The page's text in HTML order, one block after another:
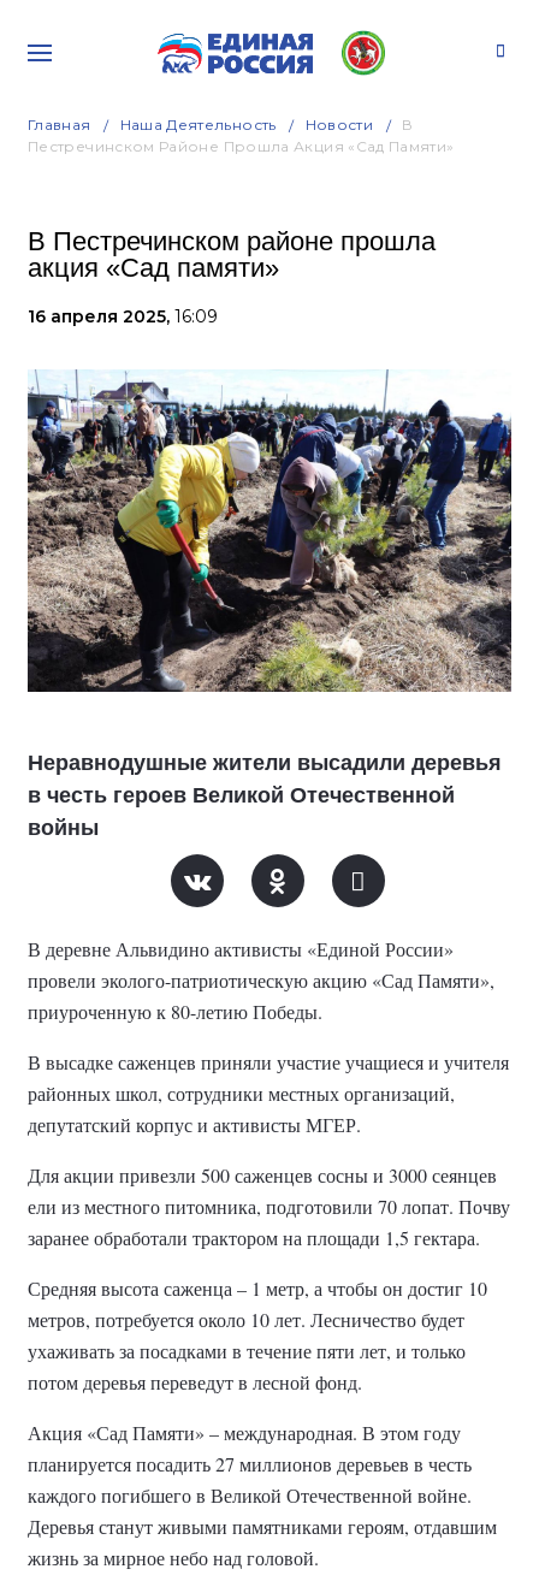
Главная Наша Деятельность Новости
В
Пестречинском Районе Прошла Акция «Сад Памяти»
В Пестречинском районе прошла
акция «Сад памяти»
16 апреля 2025, 16:09
Неравнодушные жители высадили деревья
в честь героев Великой Отечественной
войны
В деревне Альвидино активисты «Единой России»
провели эколого-патриотическую акцию «Сад Памяти»,
приуроченную к 80-летию Победы.
В высадке саженцев приняли участие учащиеся и учителя
районных школ, сотрудники местных организаций,
депутатский корпус и активисты МГЕР.
Для акции привезли 500 саженцев сосны и 3000 сеянцев
ели из местного питомника, подготовили 70 лопат. Почву
заранее обработали трактором на площади 1,5 гектара.
Средняя высота саженца – 1 метр, а чтобы он достиг 10
метров, потребуется около 10 лет. Лесничество будет
ухаживать за посадками в течение пяти лет, и только
потом деревья переведут в лесной фонд.
Акция «Сад Памяти» – международная. В этом году
планируется посадить 27 миллионов деревьев в честь
каждого погибшего в Великой Отечественной войне.
Деревья станут живыми памятниками героям, отдавшим
жизнь за мирное небо над головой.